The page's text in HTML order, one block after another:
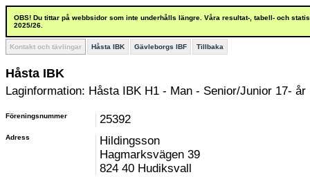
OBS! Du tittar på webbsidor som inte underhålls längre. Våra resultat-, tabell- och
2025/26.
Kontakt och tävlingar Håsta IBK Gävleborgs IBF Tillbaka
Håsta IBK
Laginformation: Håsta IBK H1 - Man - Senior/Junior 17- år
Föreningsnummer 25392
Adress
Hildingsson
Hagmarksvägen 39
824 40 Hudiksvall